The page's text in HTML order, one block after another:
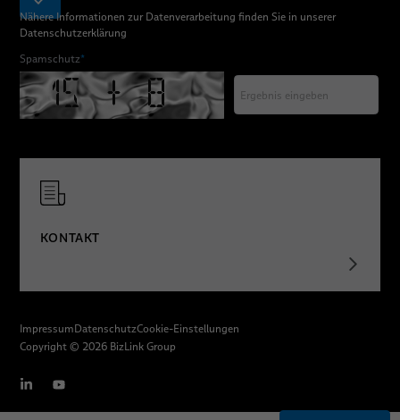
Nähere Informationen zur Datenverarbeitung finden Sie in unserer
Datenschutzerklärung
Spamschutz*
KONTAKT
ImpressumDatenschutzCookie-Einstellungen
Copyright © 2026 BizLink Group